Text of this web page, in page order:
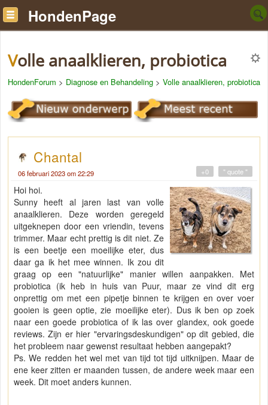
HondenPage
Volle anaalklieren, probiotica
HondenForum > Diagnose en Behandeling > Volle anaalklieren, probiotica
Chantal
06 februari 2023 om 22:29 " quote "
+0
Hoi hoi.
Sunny heeft al jaren last van volle
anaalklieren. Deze worden geregeld
uitgeknepen door een vriendin, tevens
trimmer. Maar echt prettig is dit niet. Ze
is een beetje een moeilijke eter, dus
daar ga ik het mee winnen. Ik zou dit
graag op een "natuurlijke" manier willen aanpakken. Met
probiotica (ik heb in huis van Puur, maar ze vind dit erg
onprettig om met een pipetje binnen te krijgen en over voer
gooien is geen optie, zie moeilijke eter). Dus ik ben op zoek
naar een goede probiotica of ik las over glandex, ook goede
reviews. Zijn er hier "ervaringsdeskundigen" op dit gebied, die
het probleem naar gewenst resultaat hebben aangepakt?
Ps. We redden het wel met van tijd tot tijd uitknijpen. Maar de
ene keer zitten er maanden tussen, de andere week maar een
week. Dit moet anders kunnen.